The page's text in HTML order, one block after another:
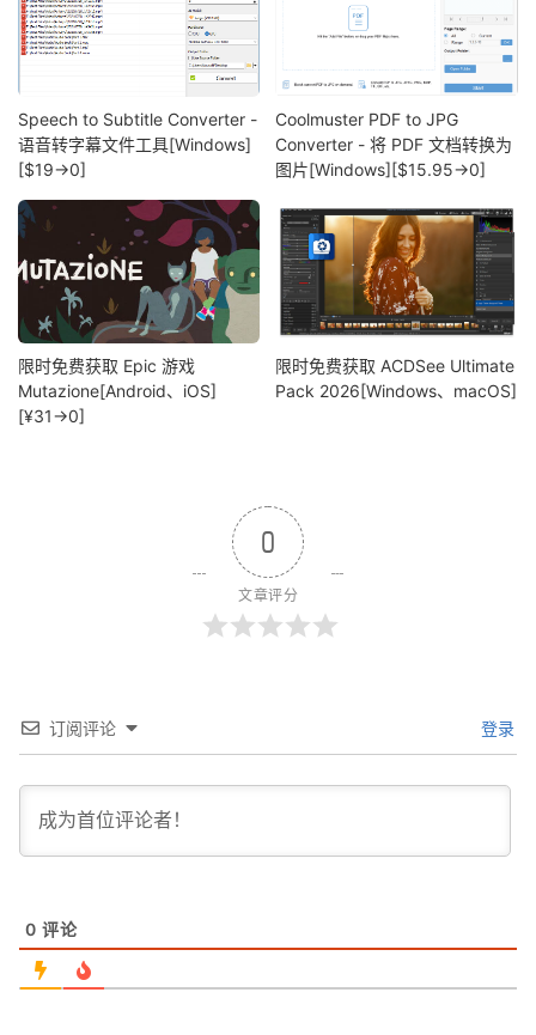
Speech to Subtitle Converter -
语音转字幕文件工具[Windows]
[$19→0]
Coolmuster PDF to JPG
Converter - 将 PDF 文档转换为
图片[Windows][$15.95→0]
限时免费获取 Epic 游戏
Mutazione[Android、iOS]
[¥31→0]
限时免费获取 ACDSee Ultimate
Pack 2026[Windows、macOS]
0
文章评分
订阅评论 登录
0 评论